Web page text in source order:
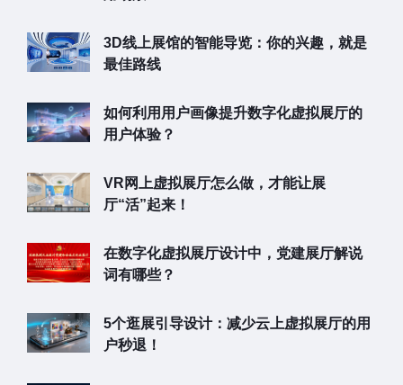
3D线上展馆的智能导览：你的兴趣，就是
最佳路线
如何利用用户画像提升数字化虚拟展厅的
用户体验？
VR网上虚拟展厅怎么做，才能让展
厅“活”起来！
在数字化虚拟展厅设计中，党建展厅解说
词有哪些？
5个逛展引导设计：减少云上虚拟展厅的用
户秒退！